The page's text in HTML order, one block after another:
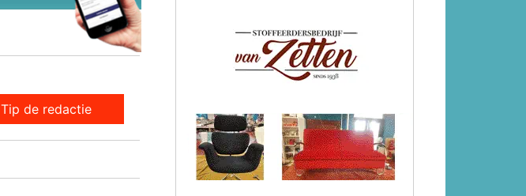
Tip de redactie